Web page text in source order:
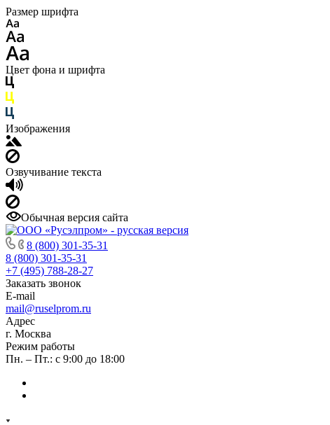
Размер шрифта
Цвет фона и шрифта
Изображения
Озвучивание текста
Обычная версия сайта
8 (800) 301-35-31
8 (800) 301-35-31
+7 (495) 788-28-27
Заказать звонок
E-mail
mail@ruselprom.ru
Адрес
г. Москва
Режим работы
Пн. – Пт.: с 9:00 до 18:00